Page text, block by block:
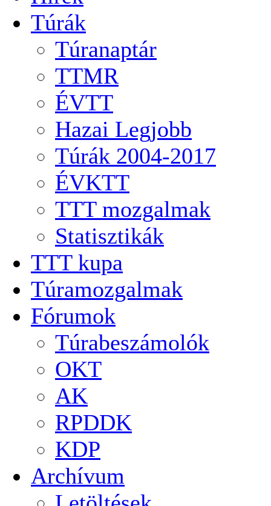
Túrák
Túranaptár
TTMR
ÉVTT
Hazai Legjobb
Túrák 2004-2017
ÉVKTT
TTT mozgalmak
Statisztikák
TTT kupa
Túramozgalmak
Fórumok
Túrabeszámolók
OKT
AK
RPDDK
KDP
Archívum